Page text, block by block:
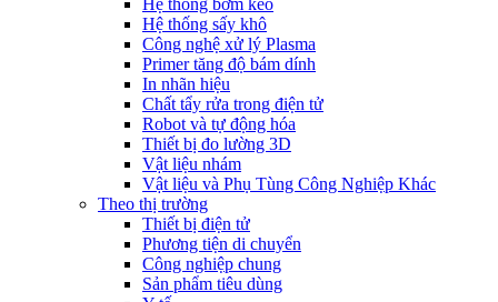
Hệ thống bơm keo
Hệ thống sấy khô
Công nghệ xử lý Plasma
Primer tăng độ bám dính
In nhãn hiệu
Chất tẩy rửa trong điện tử
Robot và tự động hóa
Thiết bị đo lường 3D
Vật liệu nhám
Vật liệu và Phụ Tùng Công Nghiệp Khác
Theo thị trường
Thiết bị điện tử
Phương tiện di chuyển
Công nghiệp chung
Sản phẩm tiêu dùng